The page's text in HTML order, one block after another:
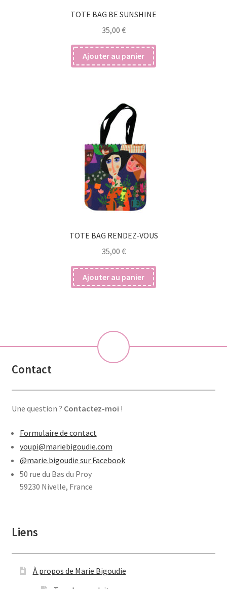
TOTE BAG BE SUNSHINE
35,00 €
Ajouter au panier
TOTE BAG RENDEZ-VOUS
35,00 €
Ajouter au panier
Contact
Une question ? Contactez-moi !
Formulaire de contact
youpi@mariebigoudie.com
@marie.bigoudie sur Facebook
50 rue du Bas du Proy
59230 Nivelle, France
Liens
À propos de Marie Bigoudie